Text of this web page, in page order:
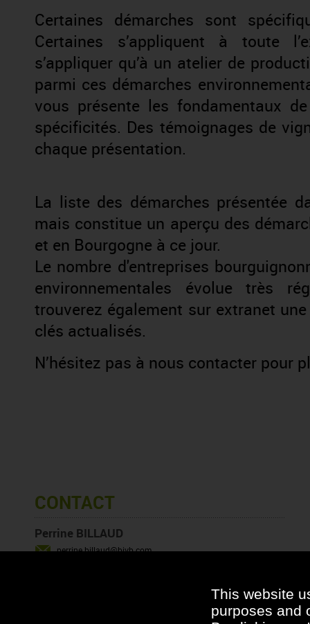
Certaines démarches sont
Certaines s’appliquent à toute
s’appliquer qu’à un atelier de
parmi ces démarches
vous présente les fondamentaux
spécificités. Des témoignages de
chaque présentation.
La liste des démarches présentée
mais constitue un aperçu des
et en Bourgogne à ce jour.
Le nombre d'entreprises
environnementales évolue très
trouverez également sur extranet
clés actualisés.
N’hésitez pas à nous contacter pour
CONTACT
Perrine BILLAUD
perrine.billaud@bivb.com
This website
purposes and